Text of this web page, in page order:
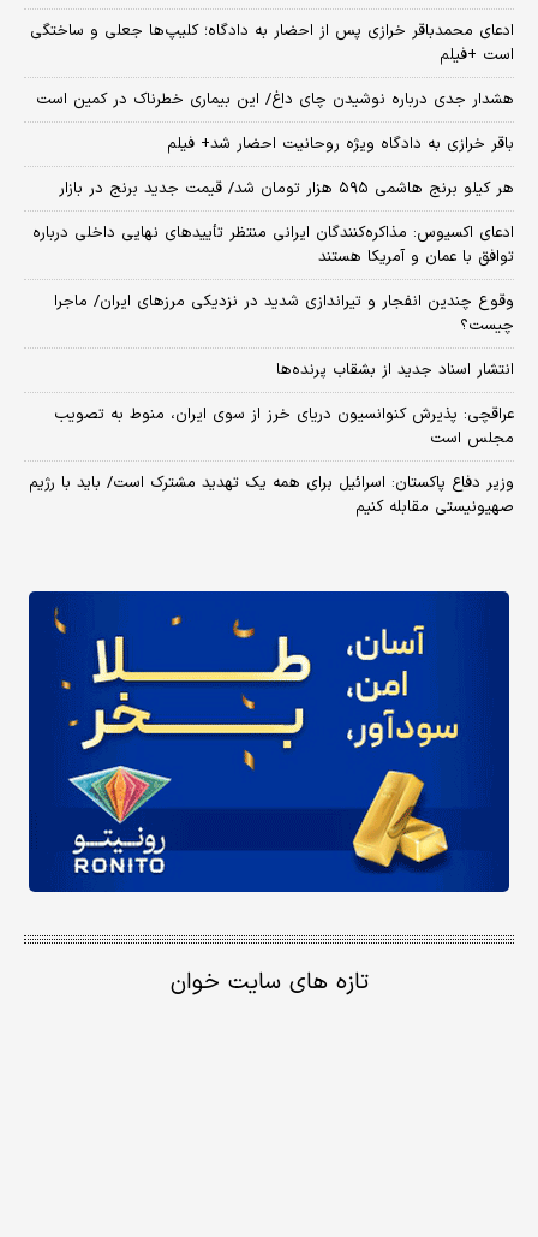
ادعای محمدباقر خرازی پس از احضار به دادگاه؛ کلیپ‌ها جعلی و ساختگی
است +فیلم
هشدار جدی درباره نوشیدن چای داغ/ این بیماری خطرناک در کمین است
باقر خرازی به دادگاه ویژه روحانیت احضار شد+ فیلم
هر کیلو برنج هاشمی ۵۹۵ هزار تومان شد/ قیمت جدید برنج در بازار
ادعای اکسیوس: مذاکره‌کنندگان ایرانی منتظر تأییدهای نهایی داخلی درباره
توافق با عمان و آمریکا هستند
وقوع چندین انفجار و تیراندازی شدید در نزدیکی مرز‌های ایران/ ماجرا
چیست؟
انتشار اسناد جدید از بشقاب پرنده‌ها
عراقچی: پذیرش کنوانسیون دریای خرز از سوی ایران، منوط به تصویب
مجلس است
وزیر دفاع پاکستان: اسرائیل برای همه یک تهدید مشترک است/ باید با رژیم
صهیونیستی مقابله کنیم
تازه های سایت خوان